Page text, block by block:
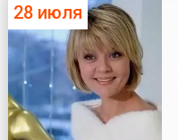
28 июля